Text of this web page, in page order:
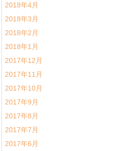
2018年4月
2018年3月
2018年2月
2018年1月
2017年12月
2017年11月
2017年10月
2017年9月
2017年8月
2017年7月
2017年6月